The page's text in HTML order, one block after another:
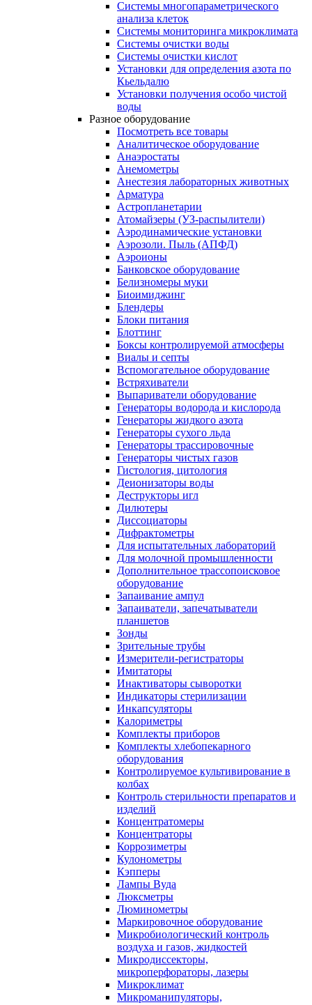
Системы многопараметрического
анализа клеток
Системы мониторинга микроклимата
Системы очистки воды
Системы очистки кислот
Установки для определения азота по
Кьельдалю
Установки получения особо чистой
воды
Разное оборудование
Посмотреть все товары
Аналитическое оборудование
Анаэростаты
Анемометры
Анестезия лабораторных животных
Арматура
Астропланетарии
Атомайзеры (УЗ-распылители)
Аэродинамические установки
Аэрозоли. Пыль (АПФД)
Аэроионы
Банковское оборудование
Белизномеры муки
Биоимиджинг
Блендеры
Блоки питания
Блоттинг
Боксы контролируемой атмосферы
Виалы и септы
Вспомогательное оборудование
Встряхиватели
Выпариватели оборудование
Генераторы водорода и кислорода
Генераторы жидкого азота
Генераторы сухого льда
Генераторы трассировочные
Генераторы чистых газов
Гистология, цитология
Деионизаторы воды
Деструкторы игл
Дилютеры
Диссоциаторы
Дифрактометры
Для испытательных лабораторий
Для молочной промышленности
Дополнительное трассопоисковое
оборудование
Запаивание ампул
Запаиватели, запечатыватели
планшетов
Зонды
Зрительные трубы
Измерители-регистраторы
Имитаторы
Инактиваторы сыворотки
Индикаторы стерилизации
Инкапсуляторы
Калориметры
Комплекты приборов
Комплекты хлебопекарного
оборудования
Контролируемое культивирование в
колбах
Контроль стерильности препаратов и
изделий
Концентратомеры
Концентраторы
Коррозиметры
Кулонометры
Кэпперы
Лампы Вуда
Люксметры
Люминометры
Маркировочное оборудование
Микробиологический контроль
воздуха и газов, жидкостей
Микродиссекторы,
микроперфораторы, лазеры
Микроклимат
Микроманипуляторы,